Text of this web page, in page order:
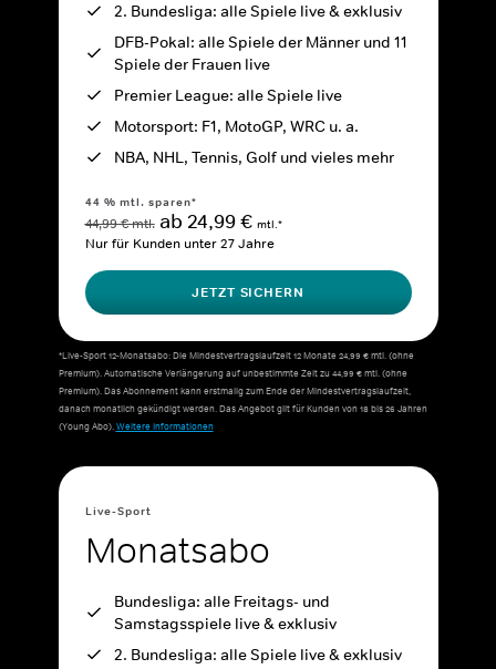
2. Bundesliga: alle Spiele live & exklusiv
DFB-Pokal: alle Spiele der Männer und 11
Spiele der Frauen live
Premier League: alle Spiele live
Motorsport: F1, MotoGP, WRC u. a.
NBA, NHL, Tennis, Golf und vieles mehr
44 % mtl. sparen*
44,99 € mtl. ab 24,99 € mtl.*
Nur für Kunden unter 27 Jahre
JETZT SICHERN
*Live-Sport 12-Monatsabo: Die Mindestvertragslaufzeit 12 Monate 24,99 € mtl. (ohne
Premium). Automatische Verlängerung auf unbestimmte Zeit zu 44,99 € mtl. (ohne
Premium). Das Abonnement kann erstmalig zum Ende der Mindestvertragslaufzeit,
danach monatlich gekündigt werden. Das Angebot gilt für Kunden von 18 bis 26 Jahren
(Young Abo).Weitere Informationen
Live-Sport
Monatsabo
Bundesliga: alle Freitags- und
Samstagsspiele live & exklusiv
2. Bundesliga: alle Spiele live & exklusiv